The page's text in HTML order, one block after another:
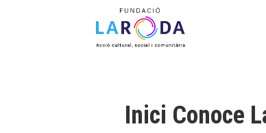
Menu
Inici Conoce